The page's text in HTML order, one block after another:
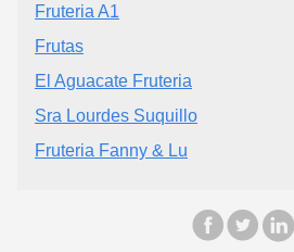
Fruteria A1
Frutas
El Aguacate Fruteria
Sra Lourdes Suquillo
Fruteria Fanny & Lu